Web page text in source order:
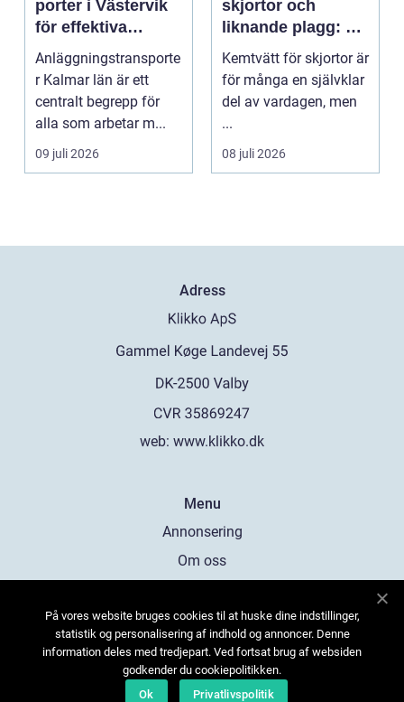
porter i Västervik
för effektiva
byggprojekt
Anläggningstransporte
r Kalmar län är ett
centralt begrepp för
alla som arbetar m...
09 juli 2026
skjortor och
liknande plagg: Så
fungerar
professionell
klädvård i
Kemtvätt för skjortor är
för många en självklar
del av vardagen, men
...
08 juli 2026
Adress
web: www.klikko.dk
Menu
Annonsering
Om oss
Kontakta oss
Sitemap
På vores website bruges cookies til at huske dine indstillinger,
statistik og personalisering af indhold og annoncer. Denne
information deles med tredjepart. Ved fortsat brug af websiden
godkender du cookiepolitikken.
Ok
Privatlivspolitik